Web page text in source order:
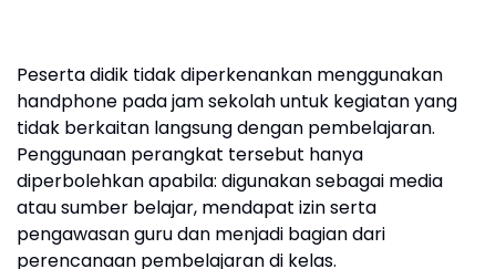
Peserta didik tidak diperkenankan menggunakan
handphone pada jam sekolah untuk kegiatan yang
tidak berkaitan langsung dengan pembelajaran.
Penggunaan perangkat tersebut hanya
diperbolehkan apabila: digunakan sebagai media
atau sumber belajar, mendapat izin serta
pengawasan guru dan menjadi bagian dari
perencanaan pembelajaran di kelas.